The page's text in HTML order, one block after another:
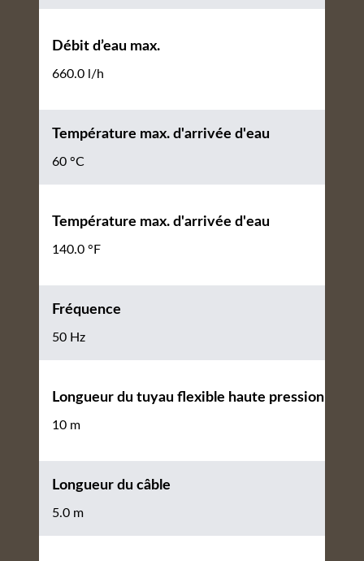
Débit d’eau max.
660.0 l/h
Température max. d'arrivée d'eau
60 °C
Température max. d'arrivée d'eau
140.0 °F
Fréquence
50 Hz
Longueur du tuyau flexible haute pression
10 m
Longueur du câble
5.0 m